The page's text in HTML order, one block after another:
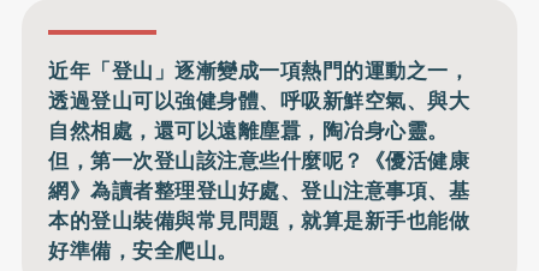
近年「登山」逐漸變成一項熱門的運動之一，
透過登山可以強健身體、呼吸新鮮空氣、與大
自然相處，還可以遠離塵囂，陶冶身心靈。
但，第一次登山該注意些什麼呢？《優活健康
網》為讀者整理登山好處、登山注意事項、基
本的登山裝備與常見問題，就算是新手也能做
好準備，安全爬山。